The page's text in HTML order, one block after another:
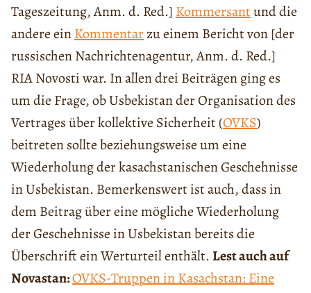
Tageszeitung, Anm. d. Red.] Kommersantund die
andere einKommentarzu einem Bericht von [der
russischen Nachrichtenagentur, Anm. d. Red.]
RIA Novosti war. In allen drei Beiträgen ging es
um die Frage, ob Usbekistan der Organisation des
Vertrages über kollektive Sicherheit (OVKS)
beitreten sollte beziehungsweise um eine
Wiederholung der kasachstanischen Geschehnisse
in Usbekistan. Bemerkenswert ist auch, dass in
dem Beitrag über eine mögliche Wiederholung
der Geschehnisse in Usbekistan bereits die
Überschrift ein Werturteil enthält. Lest auch auf
Novastan:OVKS-Truppen in Kasachstan: Eine